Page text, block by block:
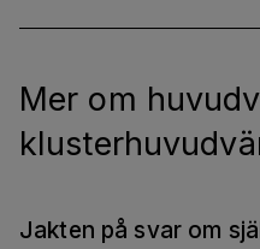
Mer om
Jakten på svar om